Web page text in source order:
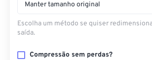
Manter tamanho original
Escolha um método se quiser
saída.
Compressão sem perdas?